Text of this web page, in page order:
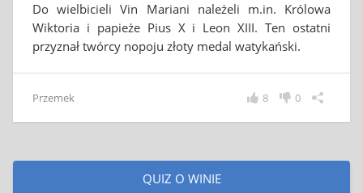
Do wielbicieli Vin Mariani należeli m.in. Królowa
Wiktoria i papieże Pius X i Leon XIII. Ten ostatni
przyznał twórcy nopoju złoty medal watykański.
Przemek 0
8
QUIZ O WINIE